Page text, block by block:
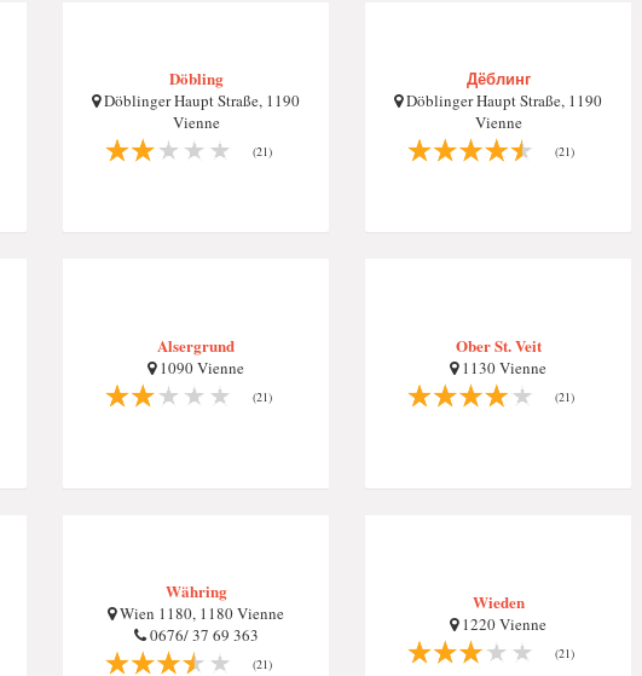
Döbling
Döblinger Haupt Straße, 1190
Vienne
(21)
Дёблинг
Döblinger Haupt Straße, 1190
Vienne
(21)
Alsergrund
1090 Vienne
(21)
Ober St. Veit
1130 Vienne
(21)
Währing
Wien 1180, 1180 Vienne
0676/ 37 69 363
(21)
Wieden
1220 Vienne
(21)